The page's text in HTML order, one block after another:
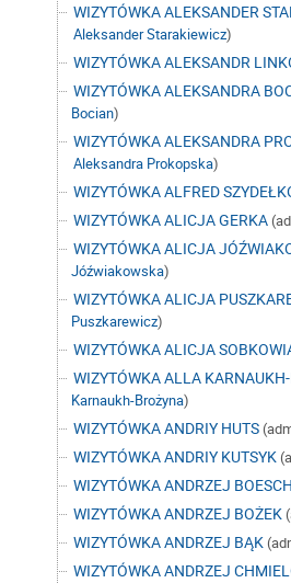
WIZYTÓWKA ALEKSANDER
Aleksander Starakiewicz)
WIZYTÓWKA ALEKSANDR
WIZYTÓWKA ALEKSANDRA
Bocian)
WIZYTÓWKA ALEKSANDRA
Aleksandra Prokopska)
WIZYTÓWKA ALFRED
WIZYTÓWKA ALICJA GERKA
WIZYTÓWKA ALICJA
Jóźwiakowska)
WIZYTÓWKA ALICJA
Puszkarewicz)
WIZYTÓWKA ALICJA
WIZYTÓWKA ALLA
Karnaukh-Brożyna)
WIZYTÓWKA ANDRIY HUTS
WIZYTÓWKA ANDRIY KUTSYK
WIZYTÓWKA ANDRZEJ
WIZYTÓWKA ANDRZEJ BOŻEK
WIZYTÓWKA ANDRZEJ BĄK
WIZYTÓWKA ANDRZEJ